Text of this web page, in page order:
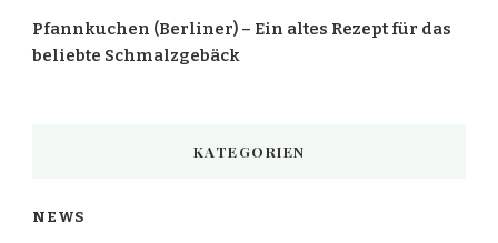
Pfannkuchen (Berliner) – Ein altes Rezept für das
beliebte Schmalzgebäck
KATEGORIEN
NEWS